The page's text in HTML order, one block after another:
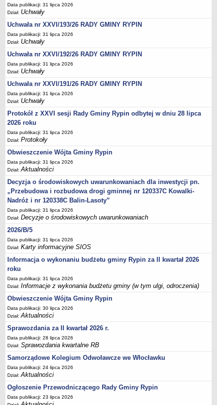
wolne stanowiska urzędnicze
Wyniki naboru na wolne stanowiska urzędnicze
Sygnaliści
Galeria
Raporty o stanie dostępności
Wnioski
WŁADZE I STRUKTURA
Struktura organizacyjna
Rada gminy
Urząd gminy
Jednostki organizacyjne, GOPS, Instytucja kultury, OSP
Jednostki pomocnicze - sołectwa
Plan pracy komisji rewizyjnej
Sesje Rady Gminy Rypin
PRAWO LOKALNE
Statut
Strategia rozwoju
Uchwały
Projekty uchwał
Protokoły
Imienne wykazy głosowań radnych
Postać dokumentów
Akty Prawne, Dzienniki Ustaw, Monitory Polskie
Prawo miejscowe
Zarządzenia
Studium uwarunkowań i kierunków zagospodarowania
przestrzennego
Dane przestrzenne - MPZP
Stałe obwody głosowania, numery, granice oraz siedziby
obwodowych komisji wyborczych, opis granic okręgów wyborczych
Plan ogólny gminy Rypin
Data publikacji: 31 lipca 2026
Dział: Uchwały
Uchwała nr XXVI/193/26 RADY GMINY RYPIN
Data publikacji: 31 lipca 2026
Dział: Uchwały
Uchwała nr XXVI/192/26 RADY GMINY RYPIN
Data publikacji: 31 lipca 2026
Dział: Uchwały
Uchwała nr XXVI/191/26 RADY GMINY RYPIN
Data publikacji: 31 lipca 2026
Dział: Uchwały
Protokół z XXVI sesji Rady Gminy Rypin odbytej w dniu 28 lipca
2026 roku
Data publikacji: 31 lipca 2026
Dział:Protokoły
Obwieszczenie Wójta Gminy Rypin
Data publikacji: 31 lipca 2026
Dział:Aktualności
Decyzja o środowiskowych uwarunkowaniach dla inwestycji pn.
„Przebudowa i rozbudowa drogi gminnej nr 120337C Kowalki-
Nadróż i nr 120338C Balin-Lasoty”
Data publikacji: 31 lipca 2026
Dział:Decyzje o środowiskowych uwarunkowaniach
2026/B/5
Data publikacji: 31 lipca 2026
Dział:Karty informacyjne SIOS
Informacja o wykonaniu budżetu gminy Rypin za II kwartał 2026
roku
Data publikacji: 31 lipca 2026
Dział:Informacje z wykonania budżetu gminy (w tym ulgi, odroczenia)
Obwieszczenie Wójta Gminy Rypin
Data publikacji: 30 lipca 2026
Dział:Aktualności
Sprawozdania za II kwartał 2026 r.
Data publikacji: 28 lipca 2026
Dział:Sprawozdania kwartalne RB
Samorządowe Kolegium Odwoławcze we Włocławku
Data publikacji: 24 lipca 2026
Dział:Aktualności
Ogłoszenie Przewodniczącego Rady Gminy Rypin
Data publikacji: 23 lipca 2026